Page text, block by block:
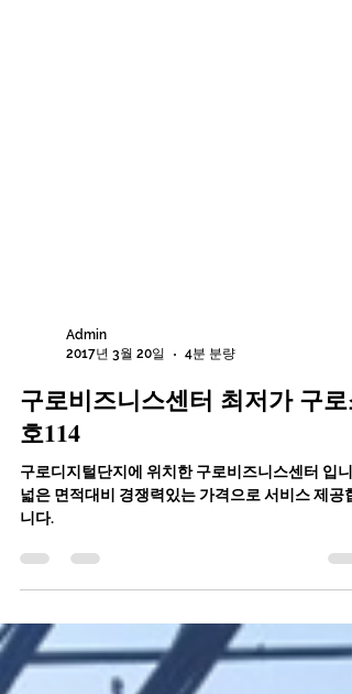
2017년 3월 20일
4분 분량
구로비즈니스센터 최저가 구로
호114
구로디지털단지에 위치한 구로비즈니스센터 입니
니다.